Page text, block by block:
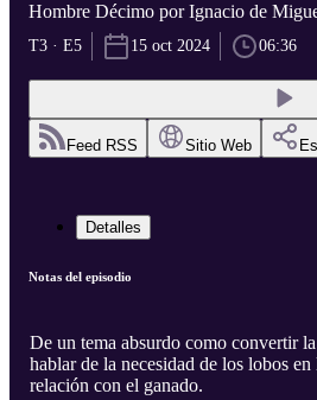
Hombre Décimo por Ignacio de
T3 · E5 15 oct 2024 06:36
Feed RSS Sitio Web
Detalles
Notas del episodio
De un tema absurdo como convertir
hablar de la necesidad de los lobos en
relación con el ganado.